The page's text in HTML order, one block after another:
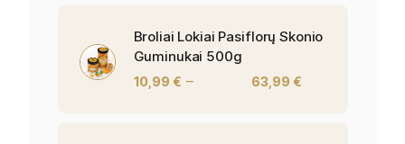
Broliai Lokiai Pasiflorų Skonio
Guminukai 500g
10,99 € – 63,99 €